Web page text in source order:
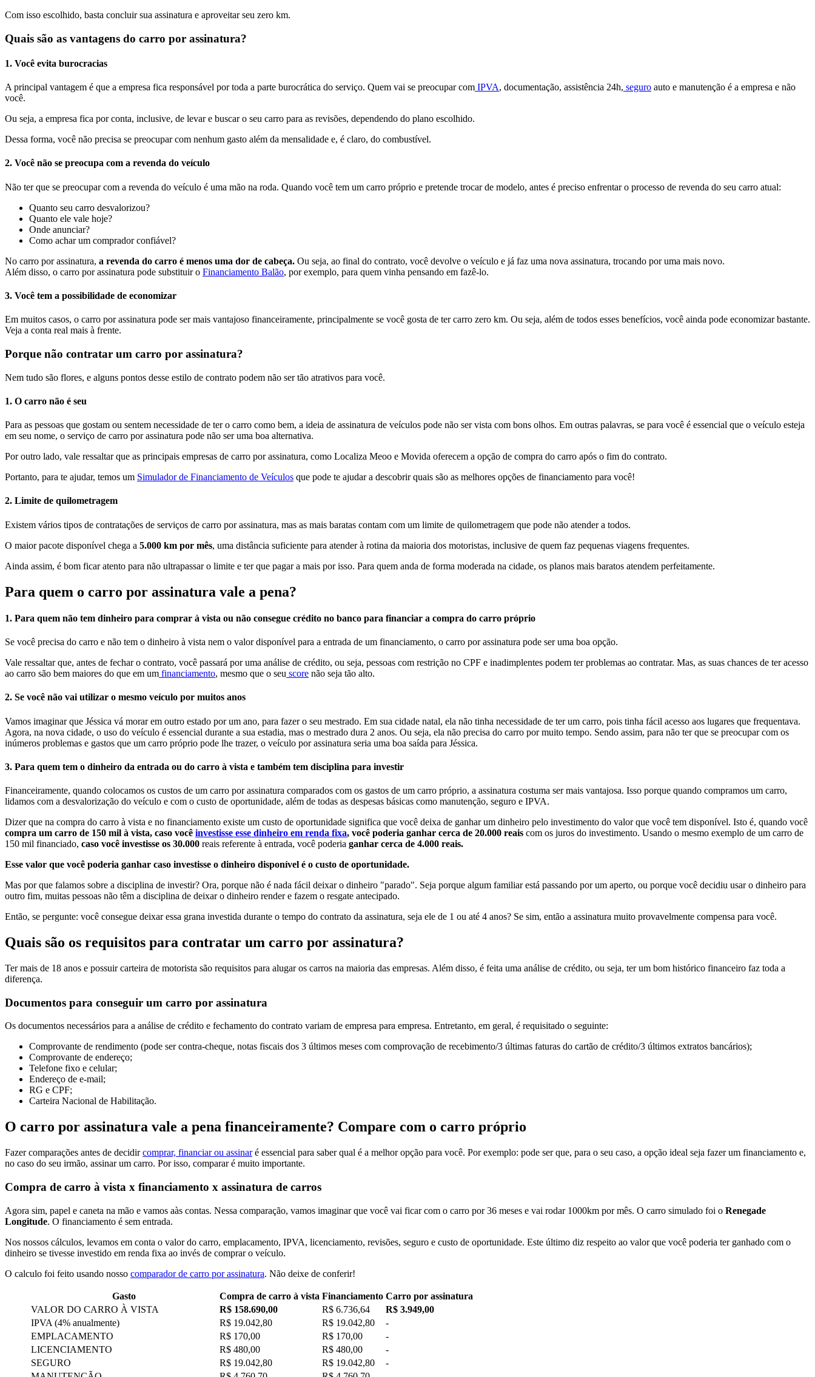
Com isso escolhido, basta concluir sua assinatura e aproveitar seu zero km.
Quais são as vantagens do carro por assinatura?
1. Você evita burocracias
A principal vantagem é que a empresa fica responsável por toda a parte burocrática do serviço. Quem vai se preocupar com IPVA, documentação, assistência 24h, seguro auto e manutenção é a empresa e não
você.
Ou seja, a empresa fica por conta, inclusive, de levar e buscar o seu carro para as revisões, dependendo do plano escolhido.
Dessa forma, você não precisa se preocupar com nenhum gasto além da mensalidade e, é claro, do combustível.
2. Você não se preocupa com a revenda do veículo
Não ter que se preocupar com a revenda do veículo é uma mão na roda. Quando você tem um carro próprio e pretende trocar de modelo, antes é preciso enfrentar o processo de revenda do seu carro atual:
Quanto seu carro desvalorizou?
Quanto ele vale hoje?
Onde anunciar?
Como achar um comprador confiável?
No carro por assinatura, a revenda do carro é menos uma dor de cabeça. Ou seja, ao final do contrato, você devolve o veículo e já faz uma nova assinatura, trocando por uma mais novo.
Além disso, o carro por assinatura pode substituir o Financiamento Balão, por exemplo, para quem vinha pensando em fazê-lo.
3. Você tem a possibilidade de economizar
Em muitos casos, o carro por assinatura pode ser mais vantajoso financeiramente, principalmente se você gosta de ter carro zero km. Ou seja, além de todos esses benefícios, você ainda pode economizar bastante.
Veja a conta real mais à frente.
Porque não contratar um carro por assinatura?
Nem tudo são flores, e alguns pontos desse estilo de contrato podem não ser tão atrativos para você.
1. O carro não é seu
Para as pessoas que gostam ou sentem necessidade de ter o carro como bem, a ideia de assinatura de veículos pode não ser vista com bons olhos. Em outras palavras, se para você é essencial que o veículo esteja
em seu nome, o serviço de carro por assinatura pode não ser uma boa alternativa.
Por outro lado, vale ressaltar que as principais empresas de carro por assinatura, como Localiza Meoo e Movida oferecem a opção de compra do carro após o fim do contrato.
Portanto, para te ajudar, temos um Simulador de Financiamento de Veículos que pode te ajudar a descobrir quais são as melhores opções de financiamento para você!
2. Limite de quilometragem
Existem vários tipos de contratações de serviços de carro por assinatura, mas as mais baratas contam com um limite de quilometragem que pode não atender a todos.
O maior pacote disponível chega a 5.000 km por mês, uma distância suficiente para atender à rotina da maioria dos motoristas, inclusive de quem faz pequenas viagens frequentes.
Ainda assim, é bom ficar atento para não ultrapassar o limite e ter que pagar a mais por isso. Para quem anda de forma moderada na cidade, os planos mais baratos atendem perfeitamente.
Para quem o carro por assinatura vale a pena?
1. Para quem não tem dinheiro para comprar à vista ou não consegue crédito no banco para financiar a compra do carro próprio
Se você precisa do carro e não tem o dinheiro à vista nem o valor disponível para a entrada de um financiamento, o carro por assinatura pode ser uma boa opção.
Vale ressaltar que, antes de fechar o contrato, você passará por uma análise de crédito, ou seja, pessoas com restrição no CPF e inadimplentes podem ter problemas ao contratar. Mas, as suas chances de ter acesso
ao carro são bem maiores do que em um financiamento, mesmo que o seu score não seja tão alto.
2. Se você não vai utilizar o mesmo veículo por muitos anos
Vamos imaginar que Jéssica vá morar em outro estado por um ano, para fazer o seu mestrado. Em sua cidade natal, ela não tinha necessidade de ter um carro, pois tinha fácil acesso aos lugares que frequentava.
Agora, na nova cidade, o uso do veículo é essencial durante a sua estadia, mas o mestrado dura 2 anos. Ou seja, ela não precisa do carro por muito tempo. Sendo assim, para não ter que se preocupar com os
inúmeros problemas e gastos que um carro próprio pode lhe trazer, o veículo por assinatura seria uma boa saída para Jéssica.
3. Para quem tem o dinheiro da entrada ou do carro à vista e também tem disciplina para investir
Financeiramente, quando colocamos os custos de um carro por assinatura comparados com os gastos de um carro próprio, a assinatura costuma ser mais vantajosa. Isso porque quando compramos um carro,
lidamos com a desvalorização do veículo e com o custo de oportunidade, além de todas as despesas básicas como manutenção, seguro e IPVA.
Dizer que na compra do carro à vista e no financiamento existe um custo de oportunidade significa que você deixa de ganhar um dinheiro pelo investimento do valor que você tem disponível. Isto é, quando você
compra um carro de 150 mil à vista, caso você investisse esse dinheiro em renda fixa, você poderia ganhar cerca de 20.000 reais com os juros do investimento. Usando o mesmo exemplo de um carro de
150 mil financiado, caso você investisse os 30.000 reais referente à entrada, você poderia ganhar cerca de 4.000 reais.
Esse valor que você poderia ganhar caso investisse o dinheiro disponível é o custo de oportunidade.
Mas por que falamos sobre a disciplina de investir? Ora, porque não é nada fácil deixar o dinheiro "parado". Seja porque algum familiar está passando por um aperto, ou porque você decidiu usar o dinheiro para
outro fim, muitas pessoas não têm a disciplina de deixar o dinheiro render e fazem o resgate antecipado.
Então, se pergunte: você consegue deixar essa grana investida durante o tempo do contrato da assinatura, seja ele de 1 ou até 4 anos? Se sim, então a assinatura muito provavelmente compensa para você.
Quais são os requisitos para contratar um carro por assinatura?
Ter mais de 18 anos e possuir carteira de motorista são requisitos para alugar os carros na maioria das empresas. Além disso, é feita uma análise de crédito, ou seja, ter um bom histórico financeiro faz toda a
diferença.
Documentos para conseguir um carro por assinatura
Os documentos necessários para a análise de crédito e fechamento do contrato variam de empresa para empresa. Entretanto, em geral, é requisitado o seguinte:
Comprovante de rendimento (pode ser contra-cheque, notas fiscais dos 3 últimos meses com comprovação de recebimento/3 últimas faturas do cartão de crédito/3 últimos extratos bancários);
Comprovante de endereço;
Telefone fixo e celular;
Endereço de e-mail;
RG e CPF;
Carteira Nacional de Habilitação.
O carro por assinatura vale a pena financeiramente? Compare com o carro próprio
Fazer comparações antes de decidircomprar, financiar ou assinaré essencial para saber qual é a melhor opção para você. Por exemplo: pode ser que, para o seu caso, a opção ideal seja fazer um financiamento e,
no caso do seu irmão, assinar um carro. Por isso, comparar é muito importante.
Compra de carro à vista x financiamento x assinatura de carros
Agora sim, papel e caneta na mão e vamos aàs contas. Nessa comparação, vamos imaginar que você vai ficar com o carro por 36 meses e vai rodar 1000km por mês. O carro simulado foi o Renegade
Longitude. O financiamento é sem entrada.
Nos nossos cálculos, levamos em conta o valor do carro, emplacamento, IPVA, licenciamento, revisões, seguro e custo de oportunidade. Este último diz respeito ao valor que você poderia ter ganhado com o
dinheiro se tivesse investido em renda fixa ao invés de comprar o veículo.
O calculo foi feito usando nosso comparador de carro por assinatura. Não deixe de conferir!
Gasto Compra de carro à vista Financiamento Carro por assinatura
VALOR DO CARRO À VISTA
R$ 158.690,00 R$ 6.736,64
R$ 3.949,00
IPVA (4% anualmente)
R$ 19.042,80 R$ 19.042,80
-
EMPLACAMENTO
R$ 170,00 R$ 170,00
-
LICENCIAMENTO
R$ 480,00 R$ 480,00
-
SEGURO
R$ 19.042,80 R$ 19.042,80
-